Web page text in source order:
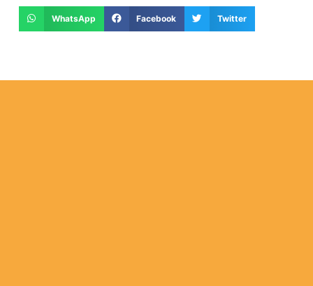
WhatsApp Facebook Twitter